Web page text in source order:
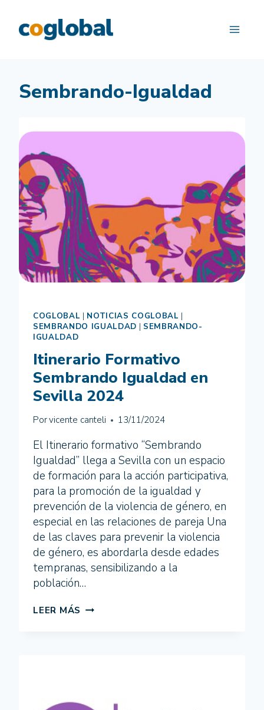
contenido
Sembrando-Igualdad
COGLOBAL | NOTICIAS COGLOBAL |
SEMBRANDO IGUALDAD | SEMBRANDO-
IGUALDAD
Itinerario Formativo
Sembrando Igualdad en
Sevilla 2024
Porvicente canteli 13/11/2024
El Itinerario formativo “Sembrando
Igualdad” llega a Sevilla con un espacio
de formación para la acción participativa,
para la promoción de la igualdad y
prevención de la violencia de género, en
especial en las relaciones de pareja Una
de las claves para prevenir la violencia
de género, es abordarla desde edades
tempranas, sensibilizando a la
población…
LEER MÁS ITINERARIO